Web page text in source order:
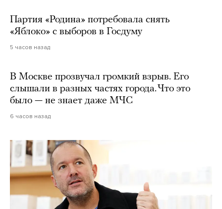
Партия «Родина» потребовала снять
«Яблоко» с выборов в Госдуму
5 часов назад
В Москве прозвучал громкий взрыв. Его
слышали в разных частях города. Что это
было — не знает даже МЧС
6 часов назад